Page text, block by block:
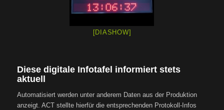
[DIASHOW]
Diese digitale Infotafel informiert stets
aktuell
Automatisiert werden unter anderem Daten aus der Produktion
anzeigt. ACT stellte hierfür die entsprechenden Protokoll-Infos